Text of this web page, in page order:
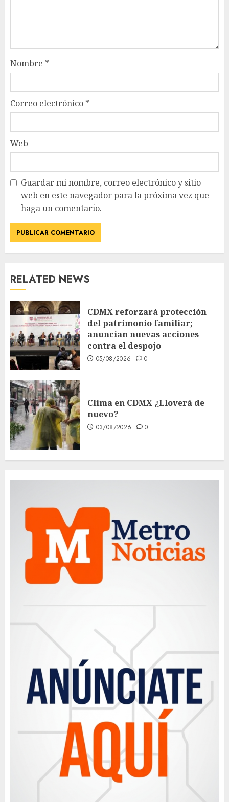
Nombre *
Correo electrónico *
Web
Guardar mi nombre, correo electrónico y sitio
web en este navegador para la próxima vez que
haga un comentario.
RELATED NEWS
CDMX reforzará protección
del patrimonio familiar;
anuncian nuevas acciones
contra el despojo
05/08/2026 0
Clima en CDMX ¿Lloverá de
nuevo?
03/08/2026 0